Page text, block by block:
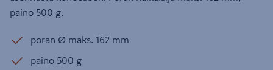
paino 500 g.
poran Ø maks. 162 mm
paino 500 g